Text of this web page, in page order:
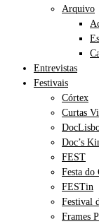
Arquivo
Entrevistas
Festivais
Córtex
Curtas
Doc’s
FEST
Festa do
FESTin
Festival
Frames